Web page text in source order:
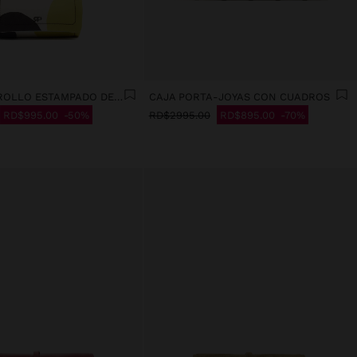
JOYERO EN ROLLO ESTAMPADO DE NYLON
RD$995.00 50%
CAJA PORTA-JOYAS CON CUADROS
RD$2995.00 RD$895.00 70%